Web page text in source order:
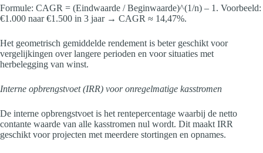
Formule: CAGR = (Eindwaarde / Beginwaarde)^(1/n) – 1. Voorbeeld:
€1.000 naar €1.500 in 3 jaar → CAGR ≈ 14,47%.
Het geometrisch gemiddelde rendement is beter geschikt voor
vergelijkingen over langere perioden en voor situaties met
herbelegging van winst.
Interne opbrengstvoet (IRR) voor onregelmatige kasstromen
De interne opbrengstvoet is het rentepercentage waarbij de netto
contante waarde van alle kasstromen nul wordt. Dit maakt IRR
geschikt voor projecten met meerdere stortingen en opnames.